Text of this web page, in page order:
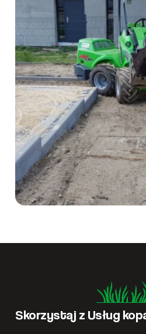
Skorzystaj z Usług